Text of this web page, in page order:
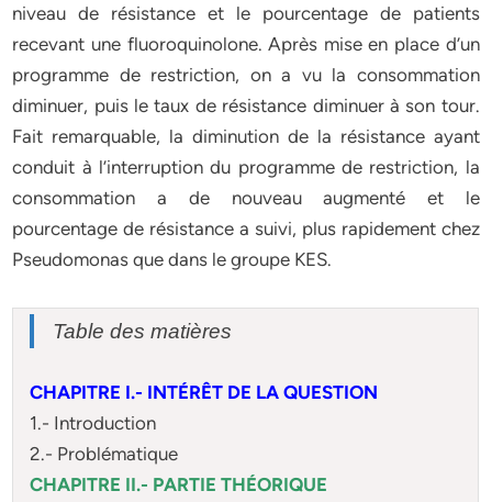
niveau de résistance et le pourcentage de patients
recevant une fluoroquinolone. Après mise en place d’un
programme de restriction, on a vu la consommation
diminuer, puis le taux de résistance diminuer à son tour.
Fait remarquable, la diminution de la résistance ayant
conduit à l’interruption du programme de restriction, la
consommation a de nouveau augmenté et le
pourcentage de résistance a suivi, plus rapidement chez
Pseudomonas que dans le groupe KES.
Table des matières
CHAPITRE I.- INTÉRÊT DE LA QUESTION
1.- Introduction
2.- Problématique
CHAPITRE II.- PARTIE THÉORIQUE